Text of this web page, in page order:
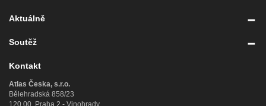
Aktuálně
Soutěž
Kontakt
Atlas Česka, s.r.o.
Bělehradská 858/23
120 00, Praha 2 - Vinohrady